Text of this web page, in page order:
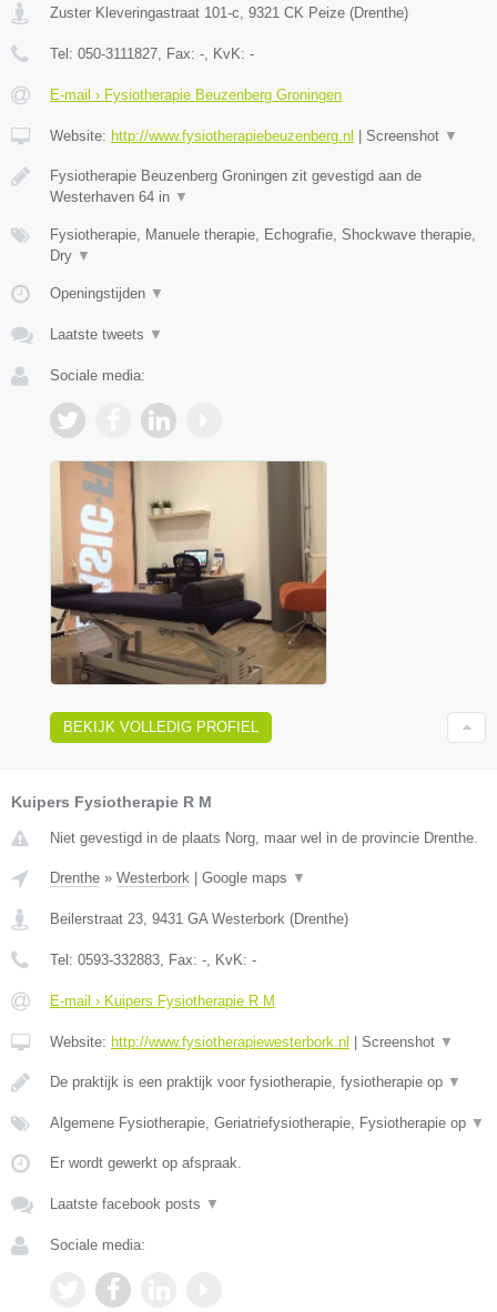
Zuster Kleveringastraat 101-c, 9321 CK Peize (Drenthe)
Tel: 050-3111827, Fax: -, KvK: -
E-mail › Fysiotherapie Beuzenberg Groningen
Website: http://www.fysiotherapiebeuzenberg.nl Screenshot ▼
Fysiotherapie Beuzenberg Groningen zit gevestigd aan de
Westerhaven 64 in ▼
Fysiotherapie, Manuele therapie, Echografie, Shockwave therapie,
Dry ▼
Openingstijden ▼
Laatste tweets ▼
Sociale media:
BEKIJK VOLLEDIG PROFIEL
Kuipers Fysiotherapie R M
Niet gevestigd in de plaats Norg, maar wel in de provincie Drenthe.
Drenthe » Westerbork Google maps ▼
Beilerstraat 23 9431 GA Westerbork (Drenthe)
Tel: 0593-332883 , Fax: - , KvK: -
E-mail › Kuipers Fysiotherapie R M
Website: http://www.fysiotherapiewesterbork.nl Screenshot ▼
De praktijk is een praktijk voor fysiotherapie, fysiotherapie op ▼
Algemene Fysiotherapie, Geriatriefysiotherapie, Fysiotherapie op ▼
Er wordt gewerkt op afspraak.
Laatste facebook posts ▼
Sociale media: